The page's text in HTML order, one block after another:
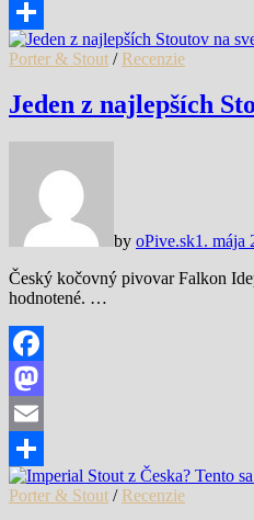
Email
Share
Porter & Stout / Recenzie
Jeden z najlepších
by oPive.sk1. mája
Český kočovný pivovar Falkon
hodnotené. …
Facebook
Mastodon
Email
Share
Porter & Stout / Recenzie